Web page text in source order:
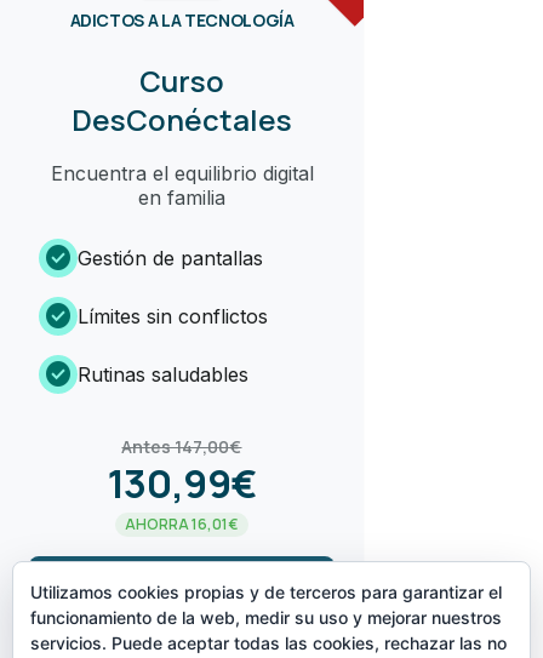
ADICTOS A LA TECNOLOGÍA
Curso
DesConéctales
Encuentra el equilibrio digital
en familia
check_circle Gestión de pantallas
check_circle Límites sin conflictos
check_circle Rutinas saludables
Antes 147,00€
130,99€
AHORRA 16,01€
¡LO QUIERO!arrow_forward
Utilizamos cookies propias y de terceros para garantizar el
funcionamiento de la web, medir su uso y mejorar nuestros
servicios. Puede aceptar todas las cookies, rechazar las no